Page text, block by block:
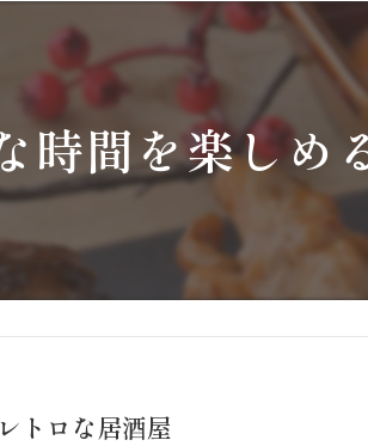
時間を楽しめ
トロな居酒屋